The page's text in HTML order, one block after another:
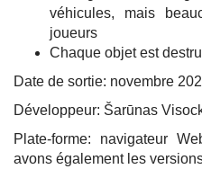
véhicules, mais
joueurs
Chaque objet est
Date de sortie: novembre
Développeur: Šarūnas
Plate-forme: navigateur
avons également les